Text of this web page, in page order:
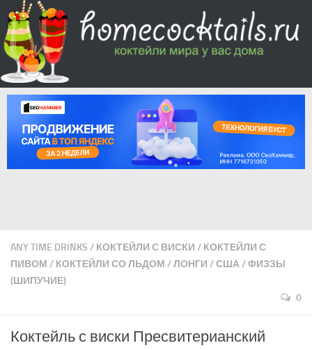
ANY TIME DRINKS / КОКТЕЙЛИ С ВИСКИ / КОКТЕЙЛИ С
ПИВОМ / КОКТЕЙЛИ СО ЛЬДОМ /ЛОНГИ /США/ФИЗЗЫ
(ШИПУЧИЕ)
0
Коктейль с виски Пресвитерианский